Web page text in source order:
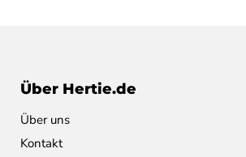
Über Hertie.de
Über uns
Kontakt